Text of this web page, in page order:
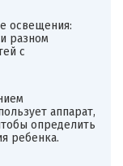
освещения:
разном
с
аппарат,
определить
ребенка.